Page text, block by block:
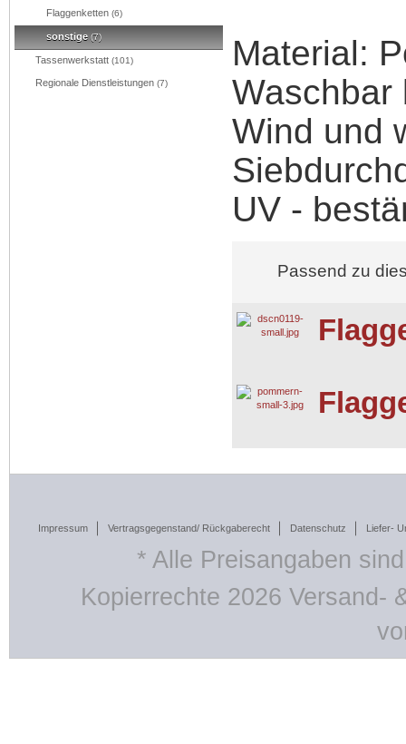
Flaggenketten (6)
sonstige (7)
Tassenwerkstatt (101)
Regionale Dienstleistungen (7)
Material:
Waschbar
Wind und
UV -
Passend zu
Impressum Vertragsgegenstand/ Rückgaberecht Datenschutz Liefer-
* Alle Preisangaben
Kopierrechte 2026 Versand-